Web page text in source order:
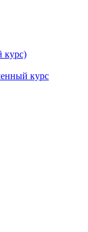
курс)
курс